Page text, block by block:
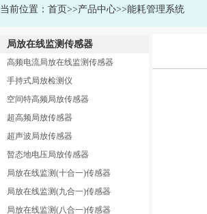
当前位置： 首页>>产品中心>>能耗管理系统
局放在线监测传感器
高频电流局放在线监测传感器
手持式局放检测仪
空间特高频局放传感器
超高频局放传感器
超声波局放传感器
暂态地电压局放传感器
局放在线监测(十合一)传感器
局放在线监测(九合一)传感器
局放在线监测(八合一)传感器